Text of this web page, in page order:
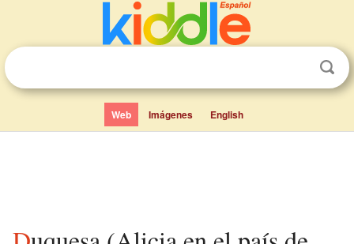
Web Imágenes English